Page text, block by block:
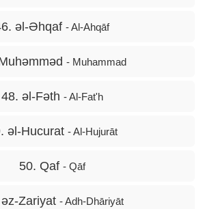
əl-Əhqaf - Al-Ahqāf
- Muhammad
48. əl-Fəth - Al-Fat'h
əl-Hucurat - Al-Hujurāt
50. Qaf - Qāf
Zariyat - Adh-Dhāriyāt